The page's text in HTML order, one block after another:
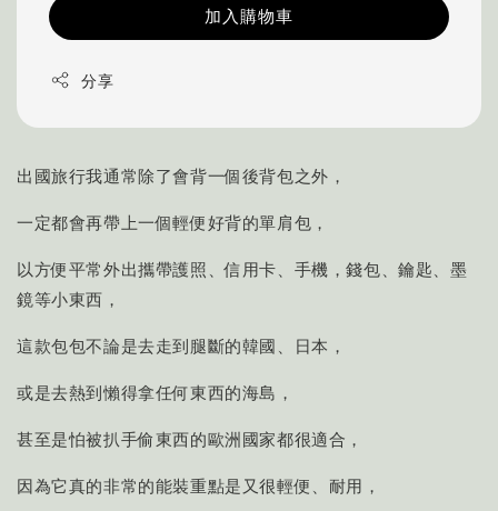
加入購物車
分享
出國旅行我通常除了會背一個後背包之外，
一定都會再帶上一個輕便好背的單肩包，
以方便平常外出攜帶護照、信用卡、手機，錢包、鑰匙、墨
鏡等小東西，
這款包包不論是去走到腿斷的韓國、日本，
或是去熱到懶得拿任何東西的海島，
甚至是怕被扒手偷東西的歐洲國家都很適合，
因為它真的非常的能裝重點是又很輕便、耐用，